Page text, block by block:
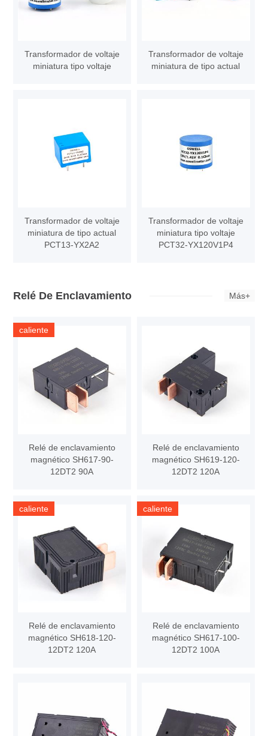
Transformador de voltaje
miniatura tipo voltaje
Transformador de voltaje
miniatura de tipo actual
Transformador de voltaje
miniatura de tipo actual
PCT13-YX2A2
Transformador de voltaje
miniatura tipo voltaje
PCT32-YX120V1P4
Relé De Enclavamiento Más+
caliente
Relé de enclavamiento
magnético SH617-90-
12DT2 90A
Relé de enclavamiento
magnético SH619-120-
12DT2 120A
caliente
Relé de enclavamiento
magnético SH618-120-
12DT2 120A
caliente
Relé de enclavamiento
magnético SH617-100-
12DT2 100A